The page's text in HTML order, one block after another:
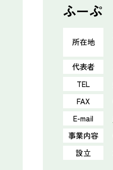
ふーぷ
所在地
代表者
TEL
FAX
E-mail
事業内容
設立